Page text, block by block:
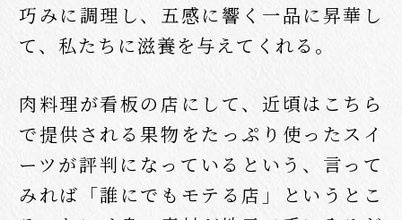
巧みに調理し、五感に響く一品に昇華し
て、私たちに滋養を与えてくれる。
肉料理が看板の店にして、近頃はこちら
で提供される果物をたっぷり使ったスイ
ーツが評判になっているという、言って
みれば「誰にでもモテる店」というとこ